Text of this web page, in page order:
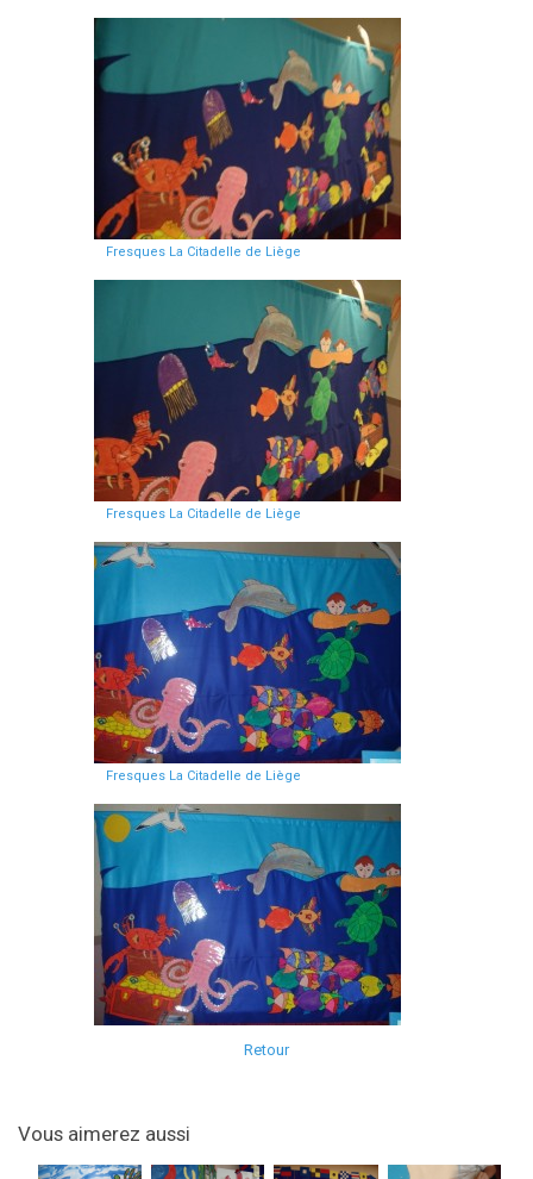
Fresques La Citadelle de Liège
Fresques La Citadelle de Liège
Fresques La Citadelle de Liège
Retour
Vous aimerez aussi